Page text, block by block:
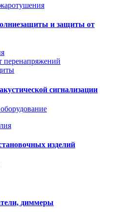
и защиты от
перенапряжений
сигнализации
изделий
диммеры